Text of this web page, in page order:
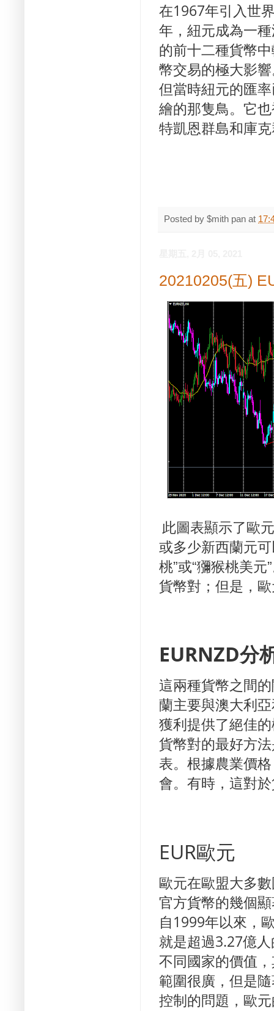
在1967年引入世
年，紐元成為一
的前十二種貨幣
幣交易的極大影
但當時紐元的匯
繪的那隻鳥。 它
特凱恩群島和庫
Posted by $mith pan at
20210205(五)
此圖表顯示了歐
或多少新西蘭元
桃”或“獼猴桃美元
貨幣對； 但是，
EURNZD分
這兩種貨幣之間
蘭主要與澳大利
獲利提供了絕佳
貨幣對的最好方
表。 根據農業價
會。 有時，這對
EUR歐元
歐元在歐盟大多
官方貨幣的幾個
自1999年以來，
就是超過3.27億
不同國家的價值
範圍很廣，但是
控制的問題，歐